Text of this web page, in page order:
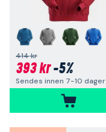
414 kr
393 kr-5%
Sendes innen 7-10 dager